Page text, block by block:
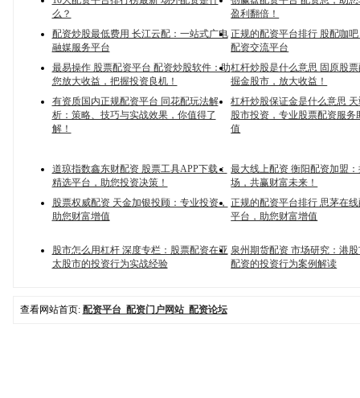
么？
盈利翻倍！
配资炒股最低费用 长江云配：一站式广电
融媒服务平台
正规的配资平台排行 股配咖
配资交流平台
最易操作 股票配资平台 配资炒股软件：助
您放大收益，把握投资良机！
杠杆炒股是什么意思 固原股
掘金股市，放大收益！
有资质国内正规配资平台 同花配玩法解
析：策略、技巧与实战效果，你值得了
解！
杠杆炒股保证金是什么意思
股市投资，专业股票配资服务
值
道琼指数鑫东财配资 股票工具APP下载：
精选平台，助您投资决策！
最大线上配资 衡阳配资加盟
场，共赢财富未来！
股票权威配资 天金加银投顾：专业投资，
助您财富增值
正规的配资平台排行 思茅在
平台，助您财富增值
股市怎么用杠杆 深度专栏：股票配资在亚
太股市的投资行为实战经验
泉州期货配资 市场研究：港
配资的投资行为案例解读
查看网站首页: 配资平台_配资门户网站_配资论坛